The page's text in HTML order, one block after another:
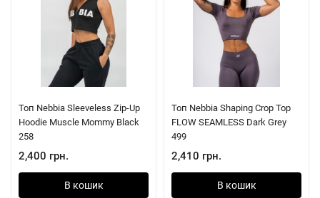
Топ Nebbia Sleeveless Zip-Up
Hoodie Muscle Mommy Black
258
2,400 грн.
В кошик
Топ Nebbia Shaping Crop Top
FLOW SEAMLESS Dark Grey
499
2,410 грн.
В кошик